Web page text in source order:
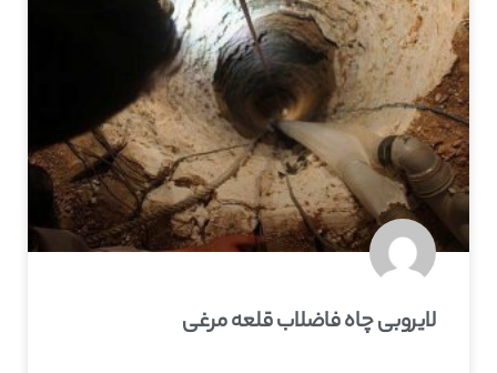
لایروبی چاه فاضلاب قلعه‌ مرغی